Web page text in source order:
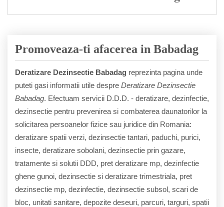
Promoveaza-ti afacerea in Babadag
Deratizare Dezinsectie Babadag reprezinta pagina unde
puteti gasi informatii utile despre Deratizare Dezinsectie
Babadag. Efectuam servicii D.D.D. - deratizare, dezinfectie,
dezinsectie pentru prevenirea si combaterea daunatorilor la
solicitarea persoanelor fizice sau juridice din Romania:
deratizare spatii verzi, dezinsectie tantari, paduchi, purici,
insecte, deratizare sobolani, dezinsectie prin gazare,
tratamente si solutii DDD, pret deratizare mp, dezinfectie
ghene gunoi, dezinsectie si deratizare trimestriala, pret
dezinsectie mp, dezinfectie, dezinsectie subsol, scari de
bloc, unitati sanitare, depozite deseuri, parcuri, targuri, spatii